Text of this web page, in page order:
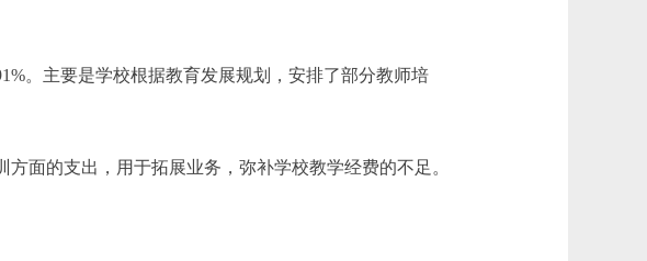
。主要是学校根据教育发展规划，安排了部分教师培
面的支出，用于拓展业务，弥补学校教学经费的不足。